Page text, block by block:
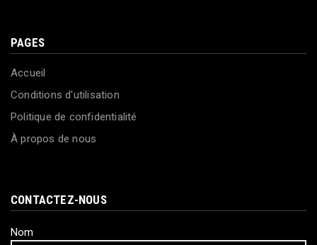
PAGES
Accueil
Conditions d'utilisation
Politique de confidentialité
À propos de nous
CONTACTEZ-NOUS
Nom